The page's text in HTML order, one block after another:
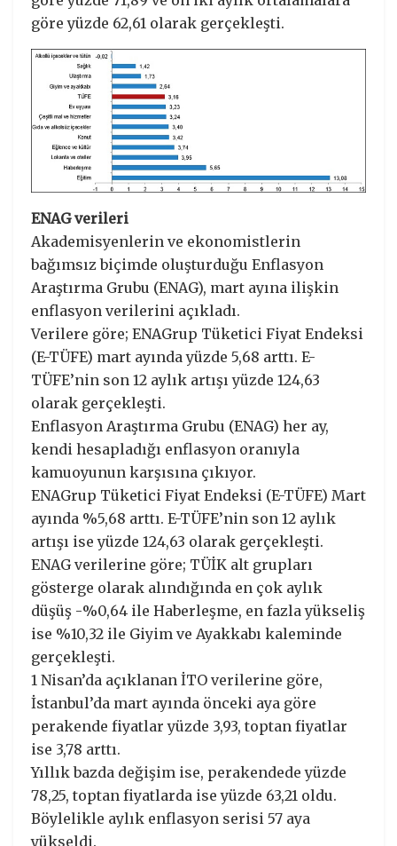
göre yüzde 62,61 olarak gerçekleşti.
ENAG verileri
Akademisyenlerin ve ekonomistlerin
bağımsız biçimde oluşturduğu Enflasyon
Araştırma Grubu (ENAG), mart ayına ilişkin
enflasyon verilerini açıkladı.
Verilere göre; ENAGrup Tüketici Fiyat Endeksi
(E-TÜFE) mart ayında yüzde 5,68 arttı. E-
TÜFE’nin son 12 aylık artışı yüzde 124,63
olarak gerçekleşti.
Enflasyon Araştırma Grubu (ENAG) her ay,
kendi hesapladığı enflasyon oranıyla
kamuoyunun karşısına çıkıyor.
ENAGrup Tüketici Fiyat Endeksi (E-TÜFE) Mart
ayında %5,68 arttı. E-TÜFE’nin son 12 aylık
artışı ise yüzde 124,63 olarak gerçekleşti.
ENAG verilerine göre; TÜİK alt grupları
gösterge olarak alındığında en çok aylık
düşüş -%0,64 ile Haberleşme, en fazla yükseliş
ise %10,32 ile Giyim ve Ayakkabı kaleminde
gerçekleşti.
1 Nisan’da açıklanan İTO verilerine göre,
İstanbul’da mart ayında önceki aya göre
perakende fiyatlar yüzde 3,93, toptan fiyatlar
ise 3,78 arttı.
Yıllık bazda değişim ise, perakendede yüzde
78,25, toptan fiyatlarda ise yüzde 63,21 oldu.
Böylelikle aylık enflasyon serisi 57 aya
yükseldi.